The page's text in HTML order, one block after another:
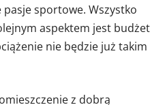
sportowe. Wszystko
aspektem jest budżet
nie będzie już takim
z dobrą